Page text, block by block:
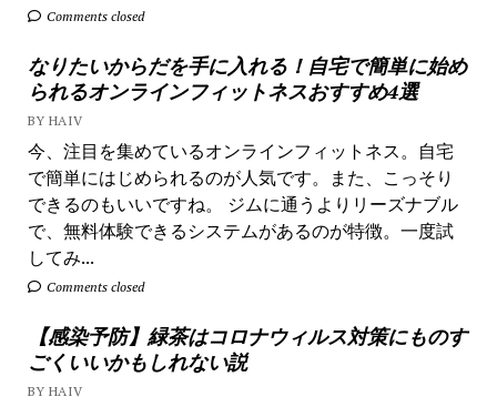
Comments closed
なりたいからだを手に入れる！自宅で簡単に始め
られるオンラインフィットネスおすすめ4選
BY HAIV
今、注目を集めているオンラインフィットネス。自宅
で簡単にはじめられるのが人気です。また、こっそり
できるのもいいですね。 ジムに通うよりリーズナブル
で、無料体験できるシステムがあるのが特徴。一度試
してみ...
Comments closed
【感染予防】緑茶はコロナウィルス対策にものす
ごくいいかもしれない説
BY HAIV